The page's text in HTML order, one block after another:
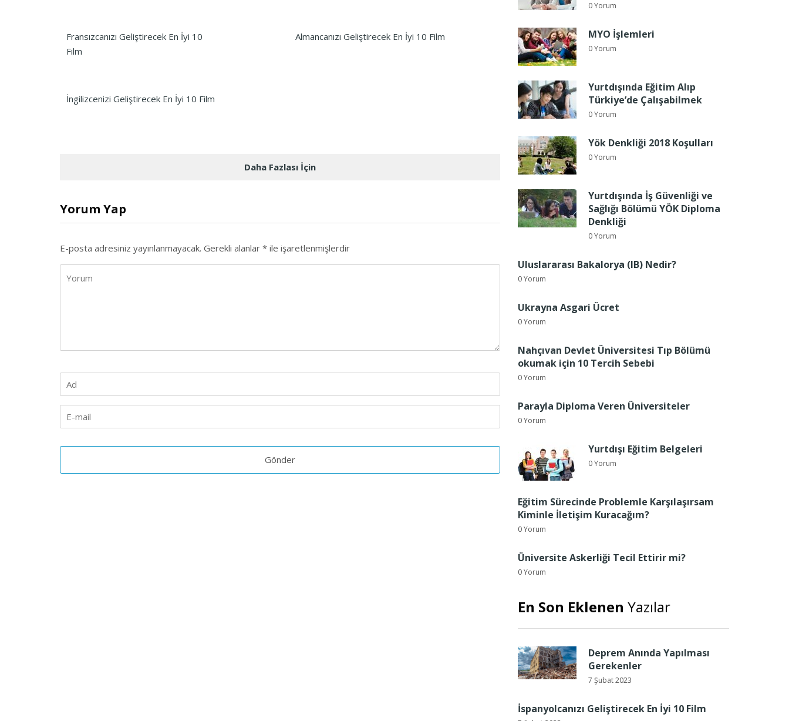
Fransızcanızı Geliştirecek En İyi 10
Film
Almancanızı Geliştirecek En İyi 10 Film
İngilizcenizi Geliştirecek En İyi 10 Film
Daha Fazlası İçin
Yorum Yap
E-posta adresiniz yayınlanmayacak. Gerekli alanlar * ile işaretlenmişlerdir
0 Yorum
MYO İşlemleri
0 Yorum
Yurtdışında Eğitim Alıp
Türkiye’de Çalışabilmek
0 Yorum
Yök Denkliği 2018 Koşulları
0 Yorum
Yurtdışında İş Güvenliği ve
Sağlığı Bölümü YÖK Diploma
Denkliği
0 Yorum
Uluslararası Bakalorya (IB) Nedir?
0 Yorum
Ukrayna Asgari Ücret
0 Yorum
Nahçıvan Devlet Üniversitesi Tıp Bölümü
okumak için 10 Tercih Sebebi
0 Yorum
Parayla Diploma Veren Üniversiteler
0 Yorum
Yurtdışı Eğitim Belgeleri
0 Yorum
Eğitim Sürecinde Problemle Karşılaşırsam
Kiminle İletişim Kuracağım?
0 Yorum
Üniversite Askerliği Tecil Ettirir mi?
0 Yorum
En Son Eklenen Yazılar
Deprem Anında Yapılması
Gerekenler
7 Şubat 2023
İspanyolcanızı Geliştirecek En İyi 10 Film